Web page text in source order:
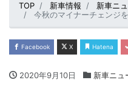
TOP 新車情報
新車ニ
今秋のマイナーチェンジを予定する
Facebook X Hatena
2020年9月10日 新車ニュ